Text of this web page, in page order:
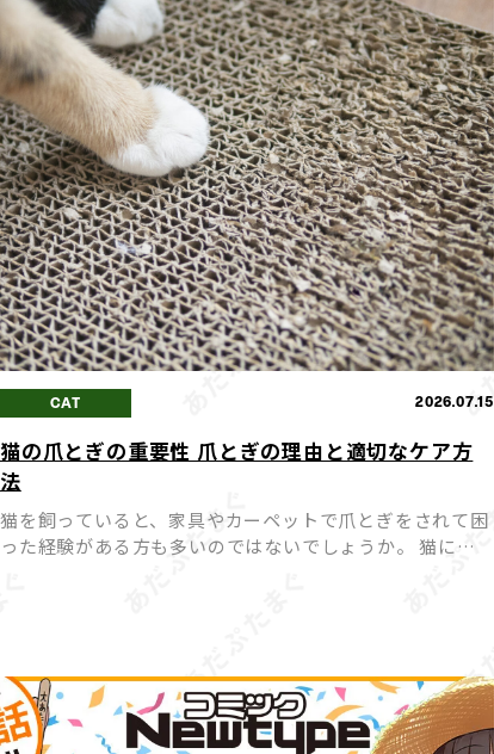
CAT 2026.07.15
猫の爪とぎの重要性 爪とぎの理由と適切なケア方
法
猫を飼っていると、家具やカーペットで爪とぎをされて困
った経験がある方も多いのではないでしょうか。 猫にと